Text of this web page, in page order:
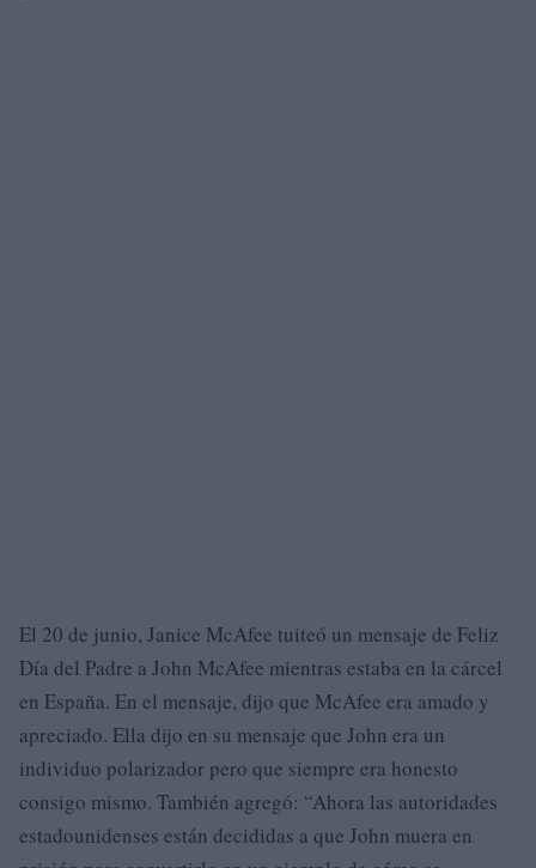
El 20 de junio, Janice McAfee tuiteó un mensaje de Feliz
Día del Padre a John McAfee mientras estaba en la cárcel
en España. En el mensaje, dijo que McAfee era amado y
apreciado. Ella dijo en su mensaje que John era un
individuo polarizador pero que siempre era honesto
consigo mismo. También agregó: “Ahora las autoridades
estadounidenses están decididas a que John muera en